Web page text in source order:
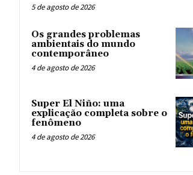
5 de agosto de 2026
Os grandes problemas
ambientais do mundo
contemporâneo
4 de agosto de 2026
Super El Niño: uma
explicação completa sobre o
fenômeno
4 de agosto de 2026